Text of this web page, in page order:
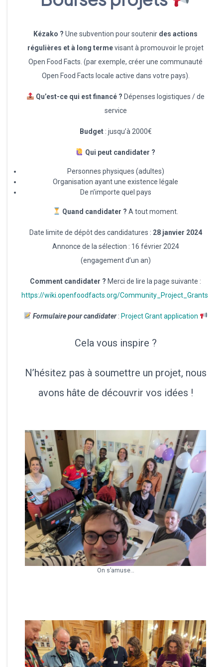
Kézako ? Une subvention pour soutenir des actions
régulières et à long termevisant à promouvoir le projet
Open Food Facts. (par exemple, créer une communauté
Open Food Facts locale active dans votre pays).
Qu’est-ce qui est financé ? Dépenses logistiques / de
service
Budget: jusqu’à 2000€
Qui peut candidater ?
Personnes physiques (adultes)
Organisation ayant une existence légale
De n’importe quel pays
Quand candidater ? A tout moment.
Date limite de dépôt des candidatures : 28 janvier 2024
Annonce de la sélection : 16 février 2024
(engagement d’un an)
Comment candidater ? Merci de lire la page suivante :
https://wiki.openfoodfacts.org/Community_Project_Grants
Formulaire pour candidater: Project Grant application
Cela vous inspire ?
N’hésitez pas à soumettre un projet, nous
avons hâte de découvrir vos idées !
On s’amuse…